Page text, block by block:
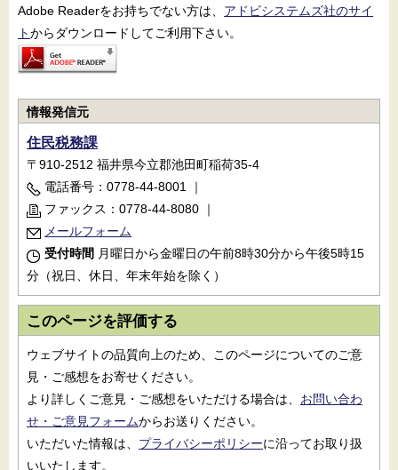
Adobe Readerをお持ちでない方は、 アドビシステムズ社のサイ
トからダウンロードしてご利用下さい。
情報発信元
住民税務課
〒910-2512 福井県今立郡池田町稲荷35-4
電話番号：0778-44-8001
｜
ファックス：0778-44-8080 ｜
メールフォーム
受付時間 月曜日から金曜日の午前8時30分から午後5時15
分（祝日、休日、年末年始を除く）
このページを評価する
ウェブサイトの品質向上のため、このページについてのご意
見・ご感想をお寄せください。
より詳しくご意見・ご感想をいただける場合は、 お問い合わ
せ・ご意見フォームからお送りください。
いただいた情報は、 プライバシーポリシーに沿ってお取り扱
いいたします。